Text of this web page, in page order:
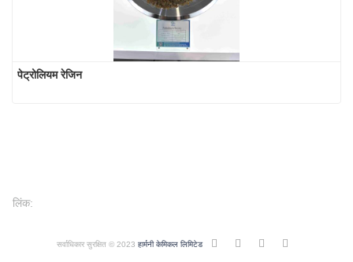
पेट्रोलियम रेजिन
लिंक:
सर्वाधिकार सुरक्षित © 2023 हार्मनी केमिकल लिमिटेड